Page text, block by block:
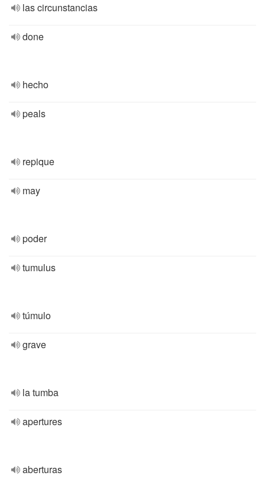
las circunstancias
done
hecho
peals
repique
may
poder
tumulus
túmulo
grave
la tumba
apertures
aberturas